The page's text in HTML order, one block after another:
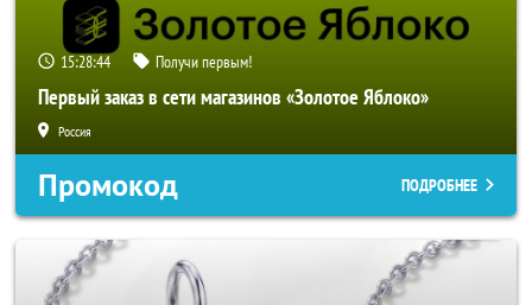
15:28:42 Получи первым!
Первый заказ в сети магазинов «Золотое Яблоко»
Россия
Промокод ПОДРОБНЕЕ